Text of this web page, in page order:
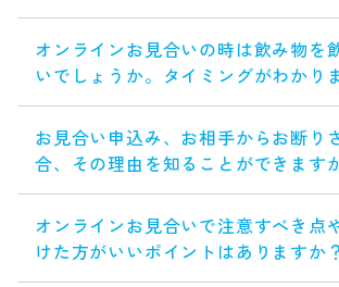
オンラインお見合いの時は飲み物を
いでしょうか。タイミングがわかり
お見合い申込み、お相手からお断り
合、その理由を知ることができます
オンラインお見合いで注意すべき点
けた方がいいポイントはありますか？